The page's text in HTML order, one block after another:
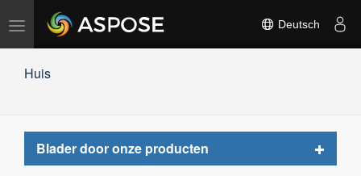
Navigation
umschalten
Deutsch
Huis
Blader door onze producten
Toggle